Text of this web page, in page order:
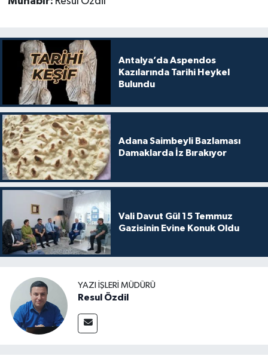
Antalya’da Aspendos
Kazılarında Tarihi Heykel
Bulundu
Adana Saimbeyli Bazlaması
Damaklarda İz Bırakıyor
Vali Davut Gül 15 Temmuz
Gazisinin Evine Konuk Oldu
YAZI İŞLERI MÜDÜRÜ
Resul Özdil